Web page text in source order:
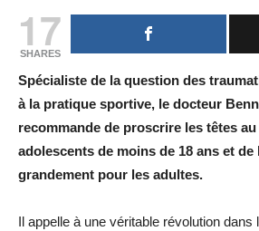
17
SHARES
Spécialiste de la question des
à la pratique sportive, le docteur
recommande de proscrire les têtes
adolescents de moins de 18 ans et
grandement pour les adultes.
Il appelle à une véritable révolution dans